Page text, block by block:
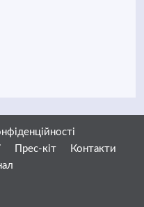
Прес-кіт
Контакти